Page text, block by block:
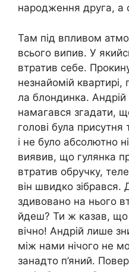
народження друга, а
Там під впливом
всього випив. У
втратив себе.
незнайомій
ла блондинка. Андрій
намагався згадати,
голові була присутня
і не було абсолютно
виявив, що гулянка
втратив обручку,
він швидко зібрався.
здивовано на нього
йдеш? Ти ж казав,
вічно! Андрій лише
між нами нічого не
занадто п’яний.